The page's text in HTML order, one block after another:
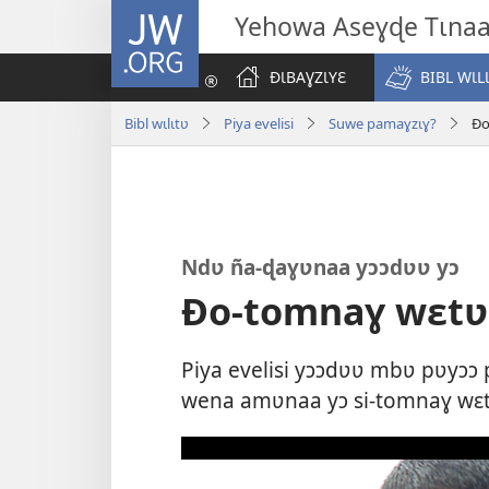
JW.ORG Yehowa Aseɣɖe Tɩnaa
ÐƖBAƔZƖYƐ
BIBL
Bibl wɩlɩtʋ Piya evelisi Suwe pamaɣzɩɣ?
Ndʋ ña-ɖaɣʋnaa yɔɔdʋʋ yɔ
Ðo-tomnaɣ wɛtʋ
Piya evelisi yɔɔdʋʋ mbʋ pʋyɔɔ
wena amʋnaa yɔ si-tomnaɣ